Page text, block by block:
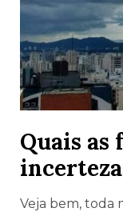
Quais as
Veja bem, toda